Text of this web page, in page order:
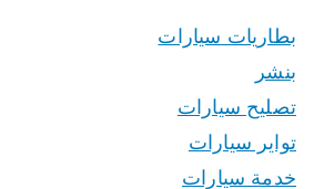
بطاريات سيارات
بنشر
تصليح سيارات
تواير سيارات
خدمة سيارات